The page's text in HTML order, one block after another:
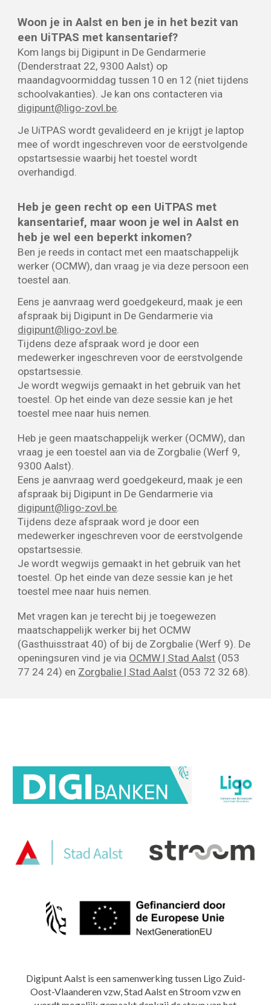
Woon je in Aalst en ben je in het bezit van
een UiTPAS met kansentarief?
Kom langs bij Digipunt in De Gendarmerie
(Denderstraat 22, 9300 Aalst) op
maandagvoormiddag tussen 10 en 12 (niet tijdens
schoolvakanties). Je kan ons contacteren via
digipunt@ligo-zovl.be.
Je UiTPAS wordt gevalideerd en je krijgt je laptop
mee of wordt ingeschreven voor de eerstvolgende
opstartsessie waarbij het toestel wordt
overhandigd.
Heb je geen recht op een UiTPAS met
kansentarief, maar woon je wel in Aalst en
heb je wel een beperkt inkomen?
Ben je reeds in contact met een maatschappelijk
werker (OCMW), dan vraag je via deze persoon een
toestel aan.
Eens je aanvraag werd goedgekeurd, maak je een
afspraak bij Digipunt in De Gendarmerie via
digipunt@ligo-zovl.be
Tijdens deze afspraak word je door een
medewerker ingeschreven voor de eerstvolgende
opstartsessie.
Je wordt wegwijs gemaakt in het gebruik van het
toestel. Op het einde van deze sessie kan je het
toestel mee naar huis nemen.
Heb je geen maatschappelijk werker (OCMW), dan
vraag je een toestel aan via de Zorgbalie (Werf 9,
9300 Aalst).
Eens je aanvraag werd goedgekeurd, maak je een
afspraak bij Digipunt in De Gendarmerie via
digipunt@ligo-zovl.be
Tijdens deze afspraak word je door een
medewerker ingeschreven voor de eerstvolgende
opstartsessie.
Je wordt wegwijs gemaakt in het gebruik van het
toestel. Op het einde van deze sessie kan je het
toestel mee naar huis nemen.
Met vragen kan je terecht bij je toegewezen
maatschappelijk werker bij het OCMW
(Gasthuisstraat 40) of bij de Zorgbalie (Werf 9). De
openingsuren vind je via OCMW | Stad Aalst (053
77 24 24) en Zorgbalie | Stad Aalst (053 72 32 68).
Digipunt Aalst is een samenwerking tussen Ligo Zuid-
Oost-Vlaanderen vzw, Stad Aalst en Stroom vzw en